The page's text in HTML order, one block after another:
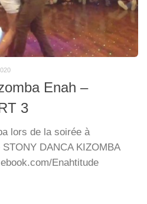
Enah –
3
lors de la soirée à
DANCA KIZOMBA
Enahtitude